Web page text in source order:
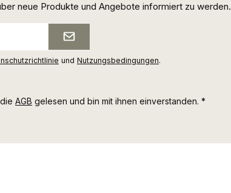
neue Produkte und Angebote informiert zu werden.
und Nutzungsbedingungen.
AGB gelesen und bin mit ihnen einverstanden. *